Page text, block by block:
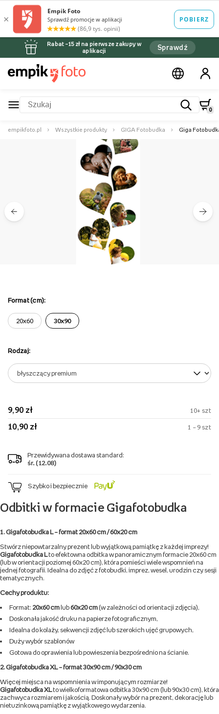
Rabat –15 zł na pierwsze zakupy w
aplikacji
Sprawdź
0
empikfoto.pl Wszystkie produkty GIGA Fotobudka Giga
Format (cm):
20x60 30x90
Rodzaj:
9,90 zł 10+ szt
10,90 zł 1 – 9 szt
Przewidywana dostawa standard:
śr. (12.08)
Szybko i bezpiecznie
Odbitki w formacie Gigafotobudka
1. Gigafotobudka L – format 20x60 cm / 60x20 cm
Stwórz niepowtarzalny prezent lub wyjątkową pamiątkę z każdej imprezy!
Gigafotobudka L to efektowna odbitka w panoramicznym formacie 20x60 cm
(lub w orientacji poziomej 60x20 cm), która pomieści wiele wspomnień na
jednej fotografii. Idealna do zdjęć z fotobudki, imprez, wesel, urodzin czy sesji
tematycznych.
Cechy produktu:
Format: 20x60 cmlub60x20 cm(w zależności od orientacji zdjęcia),
Doskonała jakość druku na papierze fotograficznym,
Idealna do kolaży, sekwencji zdjęć lub szerokich ujęć grupowych,
Duży wybór szablonów
Gotowa do oprawienia lub powieszenia bezpośrednio na ścianie.
2. Gigafotobudka XL – format 30x90 cm / 90x30 cm
Więcej miejsca na wspomnienia w imponującym rozmiarze!
Gigafotobudka XL to wielkoformatowa odbitka 30x90 cm (lub 90x30 cm), która
zachwyca rozmiarem i jakością. Doskonały wybór na prezent, dekorację lub
nietuzinkową pamiątkę z wyjątkowego wydarzenia.